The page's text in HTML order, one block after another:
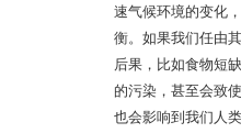
速气候环境的变化
衡。如果我们任由
后果，比如食物短
的污染，甚至会致
也会影响到我们人